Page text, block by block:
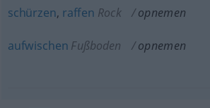
schürzen, raffen Rock opnemen
aufwischen Fußboden opnemen